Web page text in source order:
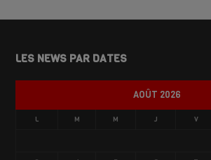
LES NEWS PAR DATES
AOÛT 2026
L M M J V